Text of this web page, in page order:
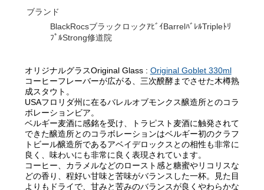
ブランド
BlackRocsブラックロックｱﾋﾞｲBarrelﾊﾞﾚﾙTripleﾄﾘ
ﾌﾟﾙStrong修道院
オリジナルグラスOriginal Glass : Original Goblet 330ml
コーヒーフレーバーが広がる、三次醗酵までさせた木樽熟
成スタウト。
USAフロリダ州に在るバレルオブモンクス醸造所とのコラ
ボレーションビア。
ベルギー麦酒に感銘を受け、トラピスト麦酒に触発されて
できた醸造所とのコラボレーションはベルギー初のクラフ
トビール醸造所であるアベイデロックスとの相性も非常に
良く、味わいにも非常に良く表現されています。
コーヒー、カラメルなどのロースト感と糖蜜やリコリスな
どの香り、程好い甘味と苦味がバランスした一杯。見た目
よりもドライで、甘みと苦みのバランスが良くやわらかな